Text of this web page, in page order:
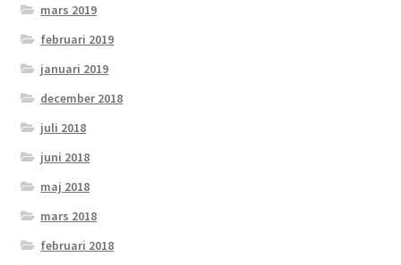
mars 2019
februari 2019
januari 2019
december 2018
juli 2018
juni 2018
maj 2018
mars 2018
februari 2018